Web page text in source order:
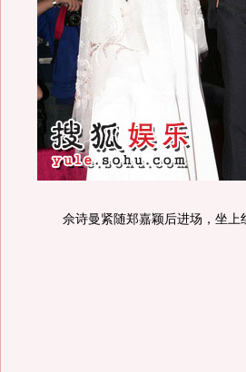
佘诗曼紧随郑嘉颖后进场，坐上